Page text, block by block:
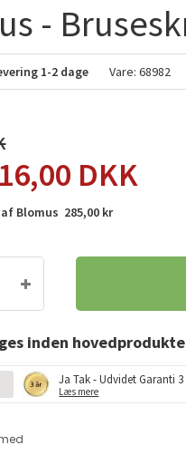
-
1-2 dage Vare:68982
DKK
Blomus 285,00 kr
inden
Ja Tak - Udvidet Garanti
Læs mere